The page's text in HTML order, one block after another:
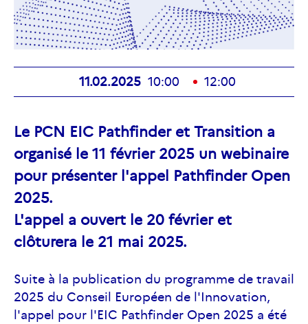
11.02.2025 10:00 12:00
Le PCN EIC Pathfinder et Transition a
organisé le 11 février 2025 un webinaire
pour présenter l'appel Pathfinder Open
2025.
L'appel a ouvert le 20 février et
clôturera le 21 mai 2025.
Suite à la publication du programme de travail
2025 du Conseil Européen de l'Innovation,
l'appel pour l'EIC Pathfinder Open 2025 a été